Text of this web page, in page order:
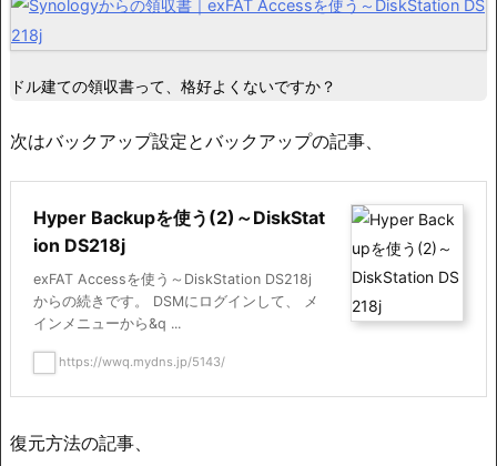
ドル建ての領収書って、格好よくないですか？
次はバックアップ設定とバックアップの記事、
Hyper Backupを使う(2)～DiskStat
ion DS218j
exFAT Accessを使う～DiskStation DS218j
からの続きです。 DSMにログインして、 メ
インメニューから&q ...
https://wwq.mydns.jp/5143/
復元方法の記事、